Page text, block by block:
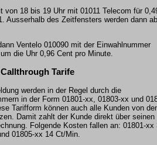
18 bis 19 Uhr mit 01011 Telecom für
Ausserhalb des Zeitfensters werden dann
Ventelo 010090 mit der Einwahlnummer
die Uhr 0,96 Cent pro Minute.
Tarife
werden in der Regel durch die
in der Form 01801-xx, 01803-xx und
Tarifform können auch alle Kunden von
Damit zahlt der Kunde direkt über seinen
Folgende Kosten fallen an: 01801-xx
01805-xx 14 Ct/Min.